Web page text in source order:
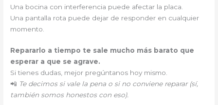
Una bocina con interferencia puede afectar la placa.
Una pantalla rota puede dejar de responder en cualquier
momento.
Repararlo a tiempo te sale mucho más barato que
esperar a que se agrave.
Si tienes dudas, mejor pregúntanos hoy mismo.
📲 Te decimos si vale la pena o si no conviene reparar (sí,
también somos honestos con eso).